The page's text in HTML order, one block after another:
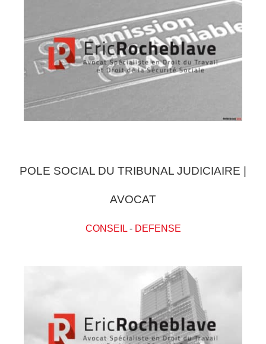
POLE SOCIAL DU TRIBUNAL JUDICIAIRE |
AVOCAT
CONSEIL- DEFENSE